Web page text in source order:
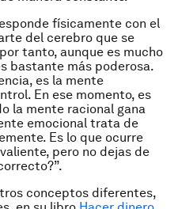
físicamente con el
del cerebro que se
tanto, aunque es mucho
bastante más poderosa.
es la mente
En ese momento, es
la mente racional gana
emocional trata de
Es lo que ocurre
pero no dejas de
conceptos diferentes,